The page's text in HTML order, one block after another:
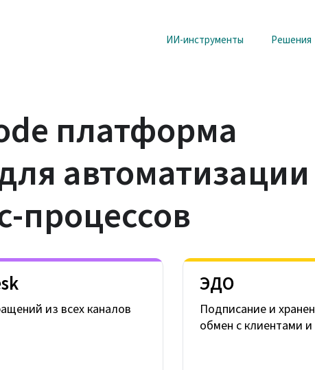
ИИ-инструменты Решения
платформа
автоматизации
процессов
из всех каналов
ЭДО
Подписание и
обмен с клиентами